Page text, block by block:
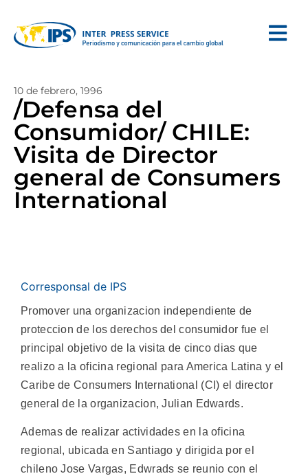
10 de febrero, 1996
/Defensa del
Consumidor/ CHILE:
Visita de Director
general de Consumers
International
Corresponsal de IPS
Promover una organizacion independiente de
proteccion de los derechos del consumidor fue el
principal objetivo de la visita de cinco dias que
realizo a la oficina regional para America Latina y el
Caribe de Consumers International (CI) el director
general de la organizacion, Julian Edwards.
Ademas de realizar actividades en la oficina
regional, ubicada en Santiago y dirigida por el
chileno Jose Vargas, Edwrads se reunio con el